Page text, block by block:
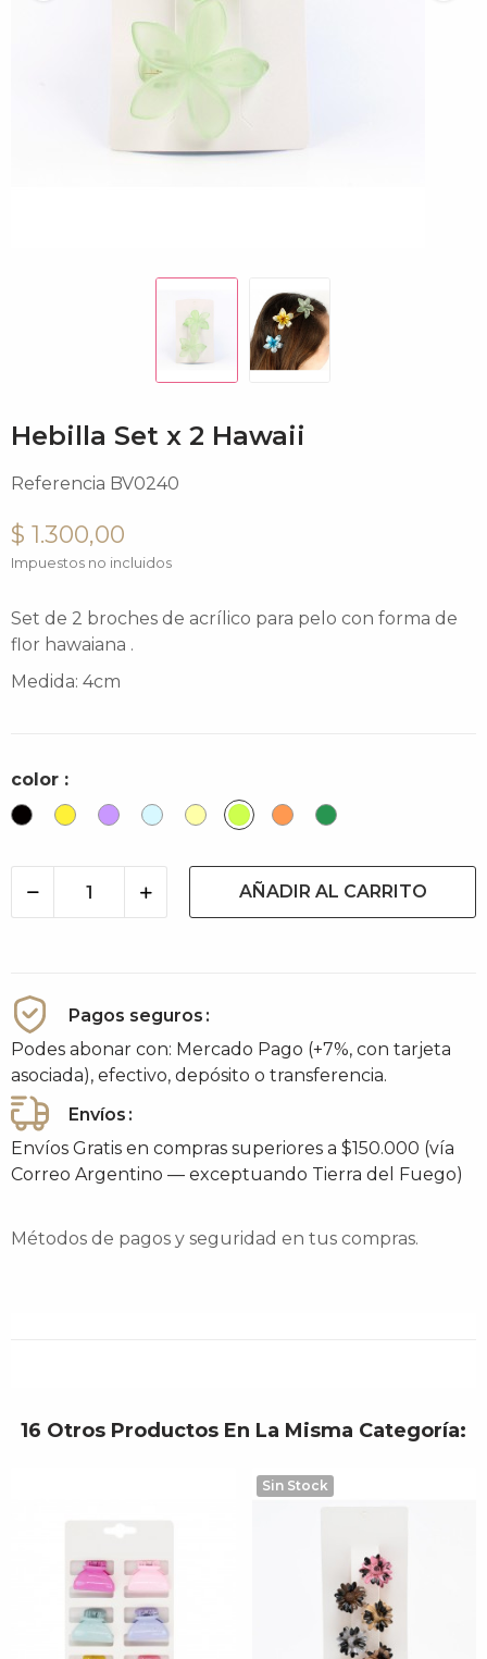
Hebilla Set x 2 Hawaii
Referencia BV0240
$ 1.300,00
Impuestos no incluidos
Set de 2 broches de acrílico para pelo con forma de
flor hawaiana .
Medida: 4cm
color :
NegroLimónLila
BabyHoneyCitricPapayaVerde
AÑADIR AL CARRITO
Pagos seguros
Podes abonar con: Mercado Pago (+7%, con tarjeta
asociada), efectivo, depósito o transferencia.
Envíos
Envíos Gratis en compras superiores a $150.000 (vía
Correo Argentino — exceptuando Tierra del Fuego)
Métodos de pagos y seguridad en tus compras.
16 Otros Productos En La Misma Categoría:
Sin Stock